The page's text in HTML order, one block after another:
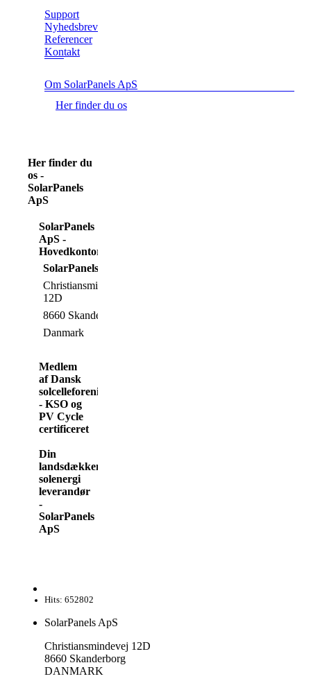
Support
Nyhedsbrev
Referencer
Kontakt
Om SolarPanels ApS
Her finder du os
Her finder du
os -
SolarPanels
ApS
SolarPanels
ApS -
Hovedkontor
SolarPanels ApS
Christiansmindevej
12D
8660 Skanderborg
Danmark
Medlem
af Dansk
solcelleforening
- KSO og
PV Cycle
certificeret
Din
landsdækkende
solenergi
leverandør
-
SolarPanels
ApS
Hits: 652802
SolarPanels ApS
Christiansmindevej 12D
8660 Skanderborg
DANMARK